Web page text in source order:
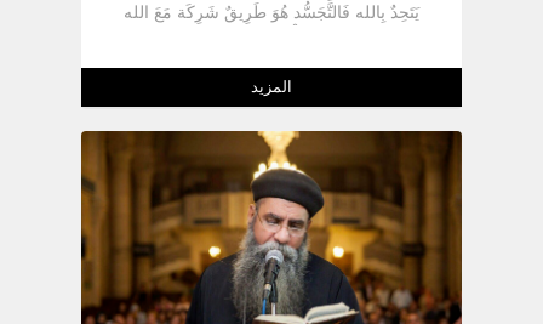
يَتَحِدٌ بِالله فَالتَّجَسُّد هُوَ طَرِيقٌ شَرِكَة مَعَ الله
تُحِبْ الكِنِيسَة كُلَّهَا أنْ تُمَجِّدُه وَهُوَ المَعْمَل
الإِلهِي أي بَطْن السَيِّدَة العَذْرَاء وَلِهذَا فَخِلاَل
شَهْر كِيَهْك تَحْتَفِل الكِنِيسَة بِالتَّجَسُّد الإِلهِي
وَالسَيِّدَة العَذْرَاء فَنَجِدٌ أنَّ كُلَّ أسَابِيعْ الآحَاد فِي
شَهْر كِيَهْك تُعَبِّر عَنْ إِعْطَاء البَشَرِيَّة وَإِعْطَاء
الكِنِيسَة مَعَانِي جَدِيدَة لِلتَّجَسُّد وَتُحَاوِل الكِنِيسَة
أنْ تَفْهَمْ التَّجَسُّد وَتَحْتَفِل بِهِ وَتَسْتَعِد وَتُمَهِدٌ لَهُ
وَذلِك مِنْ خِلاَل القِرَاءَات فَفِي الأحَدٌ الأوَّل مِنْ
شَهْر كِيَهْك نَقُول ﴿ إِلَى مَتَى يَارَبْ تَنْسَانِي إِلَى
الإِنْقِضَاء ؟ ﴾ ( مز 13 : 1) أي كَأنَّ الله نَسَى
المزيد